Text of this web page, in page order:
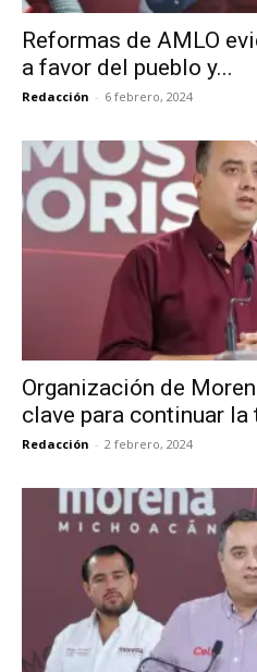
Reformas de AMLO
a favor del pueblo y...
Redacción - 6 febrero, 2024
Organización de
clave para continuar
Redacción - 2 febrero, 2024